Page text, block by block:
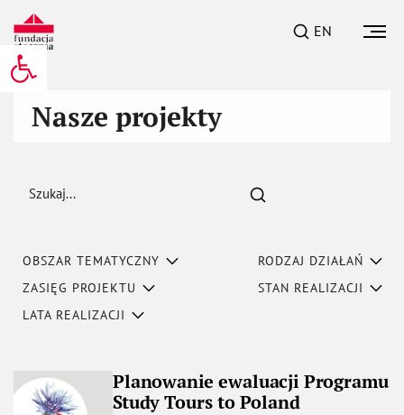
Otwórz pasek narzędzi
EN
Nasze projekty
Szukaj
OBSZAR TEMATYCZNY
RODZAJ DZIAŁAŃ
ZASIĘG PROJEKTU
STAN REALIZACJI
LATA REALIZACJI
Planowanie ewaluacji Programu
Study Tours to Poland